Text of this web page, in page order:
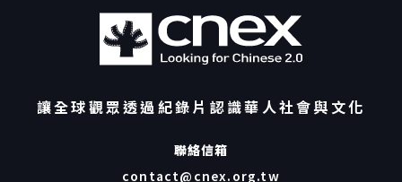
讓全球觀眾透過紀錄片認識華人社會與文化
聯絡信箱
contact@cnex.org.tw